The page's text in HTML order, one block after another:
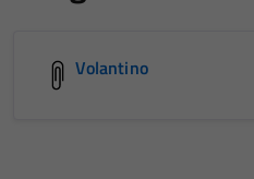
Volantino